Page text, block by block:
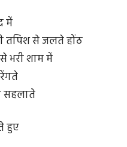
में
तपिश से जलते होंठ
भरी शाम में
सहलाते
हुए